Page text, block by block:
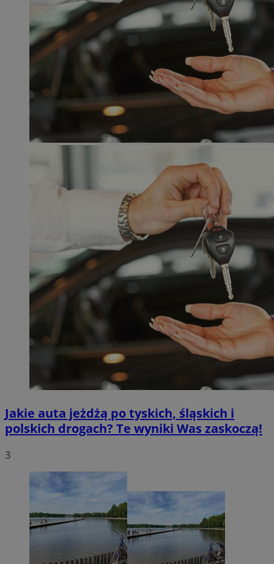
Jakie auta jeżdżą po tyskich, śląskich i
polskich drogach? Te wyniki Was zaskoczą!
3